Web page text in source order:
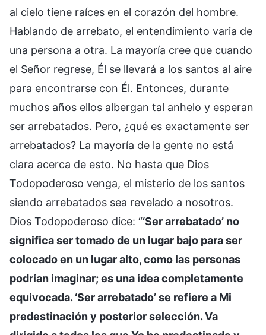
al cielo tiene raíces en el corazón del hombre.
Hablando de arrebato, el entendimiento varia de
una persona a otra. La mayoría cree que cuando
el Señor regrese, Él se llevará a los santos al aire
para encontrarse con Él. Entonces, durante
muchos años ellos albergan tal anhelo y esperan
ser arrebatados. Pero, ¿qué es exactamente ser
arrebatados? La mayoría de la gente no está
clara acerca de esto. No hasta que Dios
Todopoderoso venga, el misterio de los santos
siendo arrebatados sea revelado a nosotros.
Dios Todopoderoso dice: “‘Ser arrebatado’ no
significa ser tomado de un lugar bajo para ser
colocado en un lugar alto, como las personas
podrían imaginar; es una idea completamente
equivocada. ‘Ser arrebatado’ se refiere a Mi
predestinación y posterior selección. Va